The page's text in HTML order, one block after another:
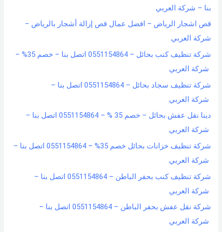
بنا – شركة العربي
قص اشجار الرياض – افضل عمال قص إزالة أشجار بالرياض –
شركة العربي
شركة تنظيف كنب بحائل – 0551154864 اتصل بنا – خصم 35% –
شركة العربي
شركة تنظيف سجاد بحائل – 0551154864 اتصل بنا –
شركة العربي
دينا نقل عفش بحائل – خصم 35 % – 0551154864 اتصل بنا –
شركة العربي
شركة تنظيف خزانات بحائل خصم 35% – 0551154864 اتصل بنا –
شركة العربي
شركة تنظيف كنب بحفر الباطن – 0551154864 اتصل بنا –
شركة العربي
شركة نقل عفش بحفر الباطن – 0551154864 اتصل بنا –
شركة العربي